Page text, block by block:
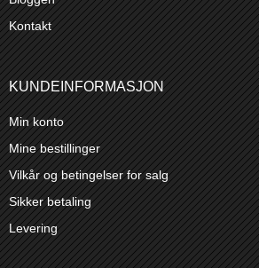
Kontakt
KUNDEINFORMASJON
Min konto
Mine bestillinger
Vilkår og betingelser for salg
Sikker betaling
Levering